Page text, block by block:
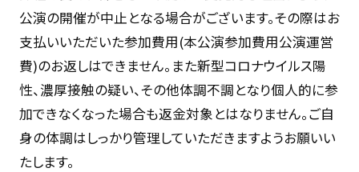
公演の開催が中止となる場合がございます。その際はお
支払いいただいた参加費用(本公演参加費用公演運営
費)のお返しはできません。また新型コロナウイルス陽
性、濃厚接触の疑い、その他体調不調となり個人的に参
加できなくなった場合も返金対象とはなりません。ご自
身の体調はしっかり管理していただきますようお願いい
たします。